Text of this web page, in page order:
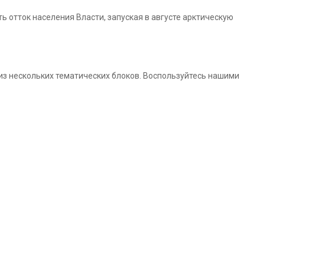
населения Власти, запуская в августе арктическую
нескольких тематических блоков. Воспользуйтесь нашими